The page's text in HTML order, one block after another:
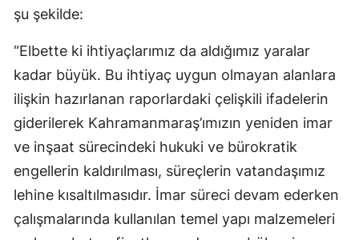
şu şekilde:
“Elbette ki ihtiyaçlarımız da aldığımız yaralar
kadar büyük. Bu ihtiyaç uygun olmayan alanlara
ilişkin hazırlanan raporlardaki çelişkili ifadelerin
giderilerek Kahramanmaraş’ımızın yeniden imar
ve inşaat sürecindeki hukuki ve bürokratik
engellerin kaldırılması, süreçlerin vatandaşımız
lehine kısaltılmasıdır. İmar süreci devam ederken
çalışmalarında kullanılan temel yapı malzemeleri